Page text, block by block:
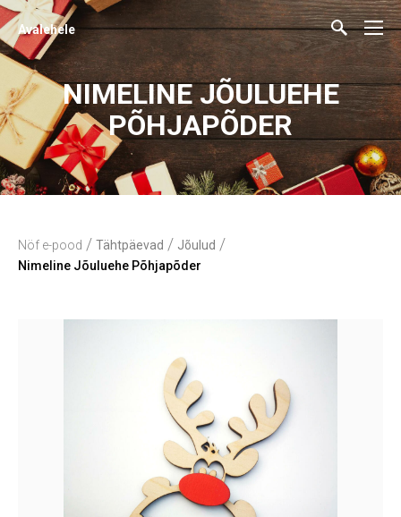
Avalehele
NIMELINE JÕULUEHE
PÕHJAPÕDER
Nöf e-pood / Tähtpäevad / Jõulud /
Nimeline Jõuluehe Põhjapõder